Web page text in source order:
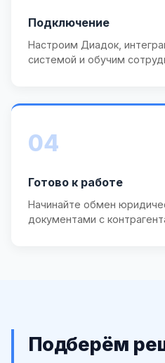
Подключение
Настроим Диадок,
системой и обучим
04
Готово к работе
Начинайте обмен
документами с
Подберём